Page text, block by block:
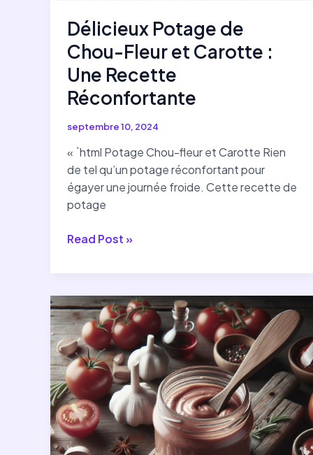
Délicieux Potage de
Chou-Fleur et Carotte :
Une Recette
Réconfortante
septembre 10, 2024
« `html Potage Chou-fleur et Carotte Rien
de tel qu’un potage réconfortant pour
égayer une journée froide. Cette recette de
potage
Délicieux
Fleur
et
Carotte
:
Une
Recette
Réconfortante
Read Post »